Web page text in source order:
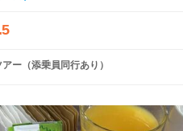
アー（添乗員同行あり）